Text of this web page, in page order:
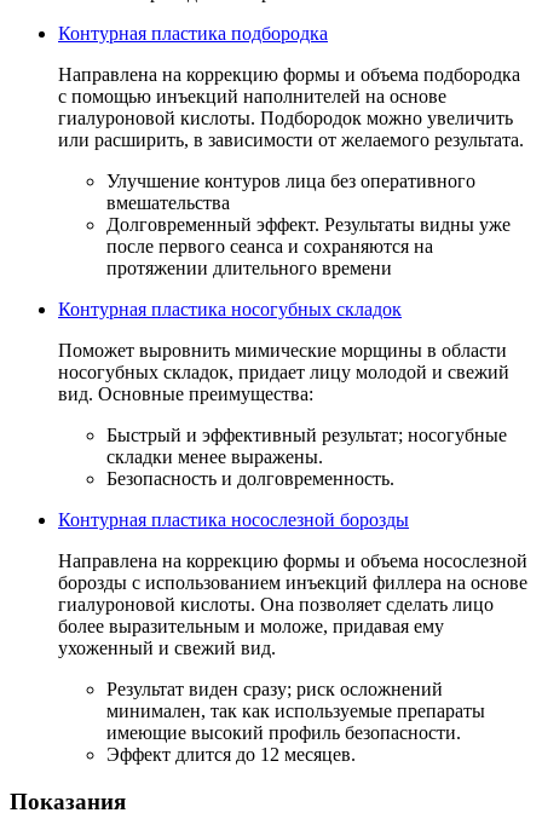
Контурная пластика подбородка
Направлена на коррекцию формы и объема подбородка
с помощью инъекций наполнителей на основе
гиалуроновой кислоты. Подбородок можно увеличить
или расширить, в зависимости от желаемого результата.
Улучшение контуров лица без оперативного
вмешательства
Долговременный эффект. Результаты видны уже
после первого сеанса и сохраняются на
протяжении длительного времени
Контурная пластика носогубных складок
Поможет выровнить мимические морщины в области
носогубных складок, придает лицу молодой и свежий
вид. Основные преимущества:
Быстрый и эффективный результат; носогубные
складки менее выражены.
Безопасность и долговременность.
Контурная пластика носослезной борозды
Направлена на коррекцию формы и объема носослезной
борозды с использованием инъекций филлера на основе
гиалуроновой кислоты. Она позволяет сделать лицо
более выразительным и моложе, придавая ему
ухоженный и свежий вид.
Результат виден сразу; риск осложнений
минимален, так как используемые препараты
имеющие высокий профиль безопасности.
Эффект длится до 12 месяцев.
Показания